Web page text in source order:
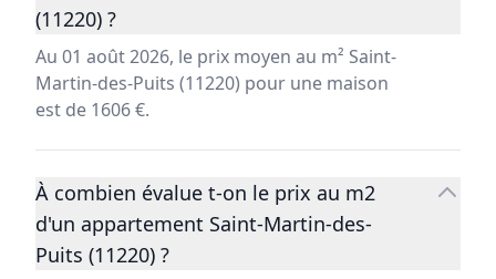
(11220) ?
Au 01 août 2026, le prix moyen au m² Saint-
Martin-des-Puits (11220) pour une maison
est de 1606 €.
À combien évalue t-on le prix au m2
d'un appartement Saint-Martin-des-
Puits (11220) ?